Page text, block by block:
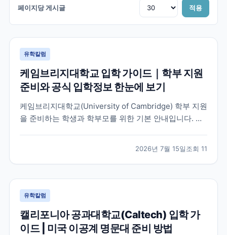
페이지당 게시글 적용
유학칼럼
케임브리지대학교 입학 가이드｜학부 지원
준비와 공식 입학정보 한눈에 보기
케임브리지대학교(University of Cambridge) 학부 지원
을 준비하는 학생과 학부모를 위한 기본 안내입니다. 공
2026년 7월 15일조회 11
유학칼럼
캘리포니아 공과대학교(Caltech) 입학 가
이드 | 미국 이공계 명문대 준비 방법